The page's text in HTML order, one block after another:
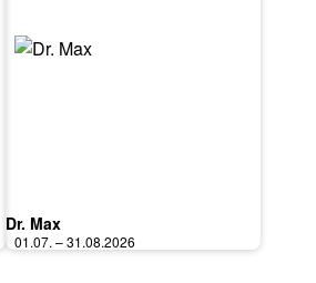
Dr. Max
01.07. – 31.08.2026